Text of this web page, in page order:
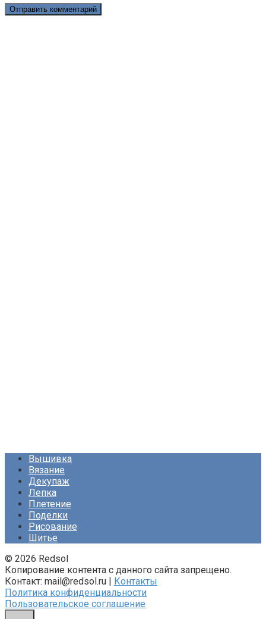
Вышивка
Вязание
Декупаж
Лепка
Плетение
Поделки
Рисование
Шитье
© 2026 Redsol
Копирование контента с данного сайта запрещено.
Контакт: mail@redsol.ru |
Контакты
Политика конфиденциальности
Пользовательское соглашение